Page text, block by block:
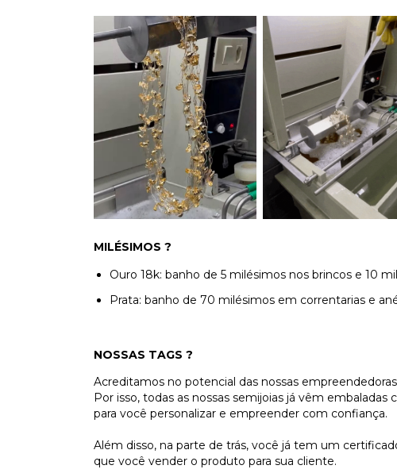
MILÉSIMOS ?
Ouro 18k: banho de 5 milésimos nos brincos e 10
Prata: banho de 70 milésimos em correntarias e
NOSSAS TAGS ?
Acreditamos no potencial das nossas
Por isso, todas as nossas semijoias já vêm
para você personalizar e empreender com confiança.
Além disso, na parte de trás, você já tem um
que você vender o produto para sua cliente.